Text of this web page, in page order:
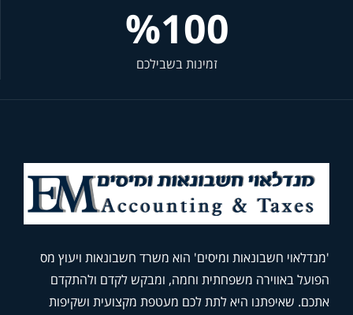
זמינות בשבילכם
100
%
'מנדלאוי חשבונאות ומיסים' הוא משרד חשבונאות ויעוץ מס
הפועל באווירה משפחתית וחמה, ומבקש לקדם ולהתקדם
אתכם. שאיפתנו היא לתת לכם מעטפת מקצועית ושקיפות